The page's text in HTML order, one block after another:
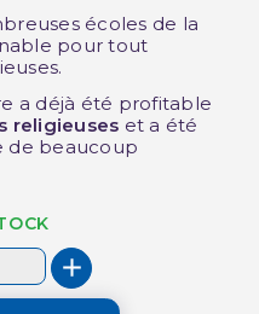
écoles de la
pour tout
a déjà été profitable
religieuses et a été
de beaucoup